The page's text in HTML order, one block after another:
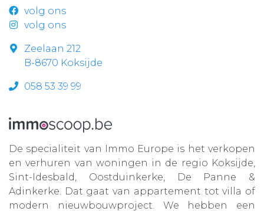
volg ons
volg ons
Zeelaan 212
B-8670 Koksijde
058 53 39 99
De specialiteit van Immo Europe is het verkopen
en verhuren van woningen in de regio Koksijde,
Sint-Idesbald, Oostduinkerke, De Panne &
Adinkerke. Dat gaat van appartement tot villa of
modern nieuwbouwproject. We hebben een